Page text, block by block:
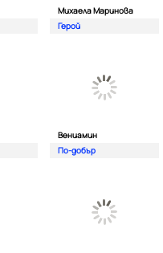
Михаела Маринова
Герой
Вениамин
По-добър